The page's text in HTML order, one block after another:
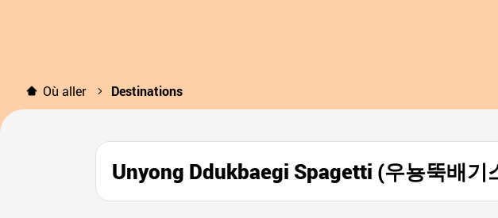
Où aller Destinations
Unyong Ddukbaegi Spagetti (우뇽뚝배기